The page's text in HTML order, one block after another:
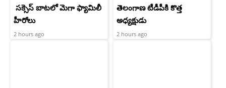
సక్సెస్ బాటలో మెగా ఫ్యామిలీ
హీరోలు
2 hours ago
తెలంగాణ టీడీపీకి కొత్త
అధ్యక్షుడు
2 hours ago